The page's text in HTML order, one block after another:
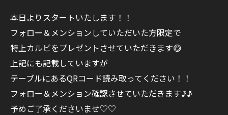
本日よりスタートいたします！！
フォロー＆メンションしていただいた方限定で
特上カルビをプレゼントさせていただきます😋
上記にも記載していますが
テーブルにあるQRコード読み取ってください！！
フォロー＆メンション確認させていただきます♪̊̈♪̆̈
予めご了承くださいませ♡♡